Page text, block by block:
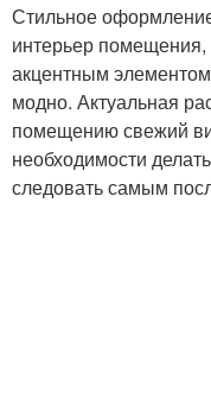
Стильное
интерьер
акцентным
модно. Актуальная
помещению свежий
необходимости
следовать самым